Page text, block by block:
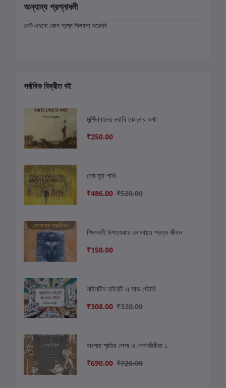
অন্যান্য প্রশ্নাবলী
কেউ এখনো কোন প্রশ্ন জিজ্ঞাসা করেননি
সর্বাধিক বিক্রীত বই
মুর্শিদাবাদের নবাবি কেল্লার কথা
₹250.00
শেষ মৃত পাখি
₹486.00 ₹520.00
শিলাবতী উপত্যকার লোকায়ত প্রত্ন জীবন
₹150.00
নাইনটিন নাইনটি এ লাভ স্টোরি
₹308.00 ₹320.00
বাংলায় স্মৃতির পেশা ও পেশাজীবীরা ১
₹690.00 ₹720.00